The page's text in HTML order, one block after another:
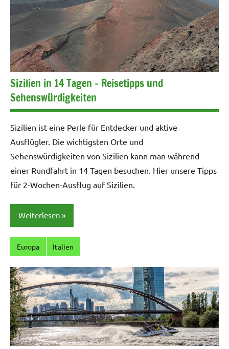
Sizilien in 14 Tagen – Reisetipps und
Sehenswürdigkeiten
Sizilien ist eine Perle für Entdecker und aktive
Ausflügler. Die wichtigsten Orte und
Sehenswürdigkeiten von Sizilien kann man während
einer Rundfahrt in 14 Tagen besuchen. Hier unsere Tipps
für 2-Wochen-Ausflug auf Sizilien.
Weiterlesen
Europa Italien